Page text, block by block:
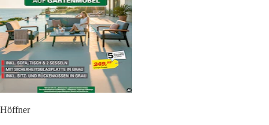
Höffner